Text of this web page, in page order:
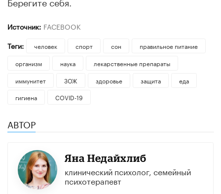
Источник: FACEBOOK
Теги:
человек спорт сон
правильное питание
организм
наука
лекарственные препараты
иммунитет
ЗОЖ здоровье защита
еда
гигиена
COVID-19
АВТОР
Яна Недайхлиб
клинический психолог, семейный
психотерапевт